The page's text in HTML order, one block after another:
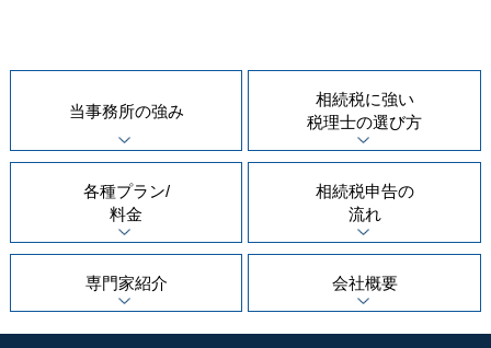
当事務所の強み
相続税に強い
税理士の選び方
各種プラン/
料金
相続税申告の
流れ
専門家紹介 会社概要